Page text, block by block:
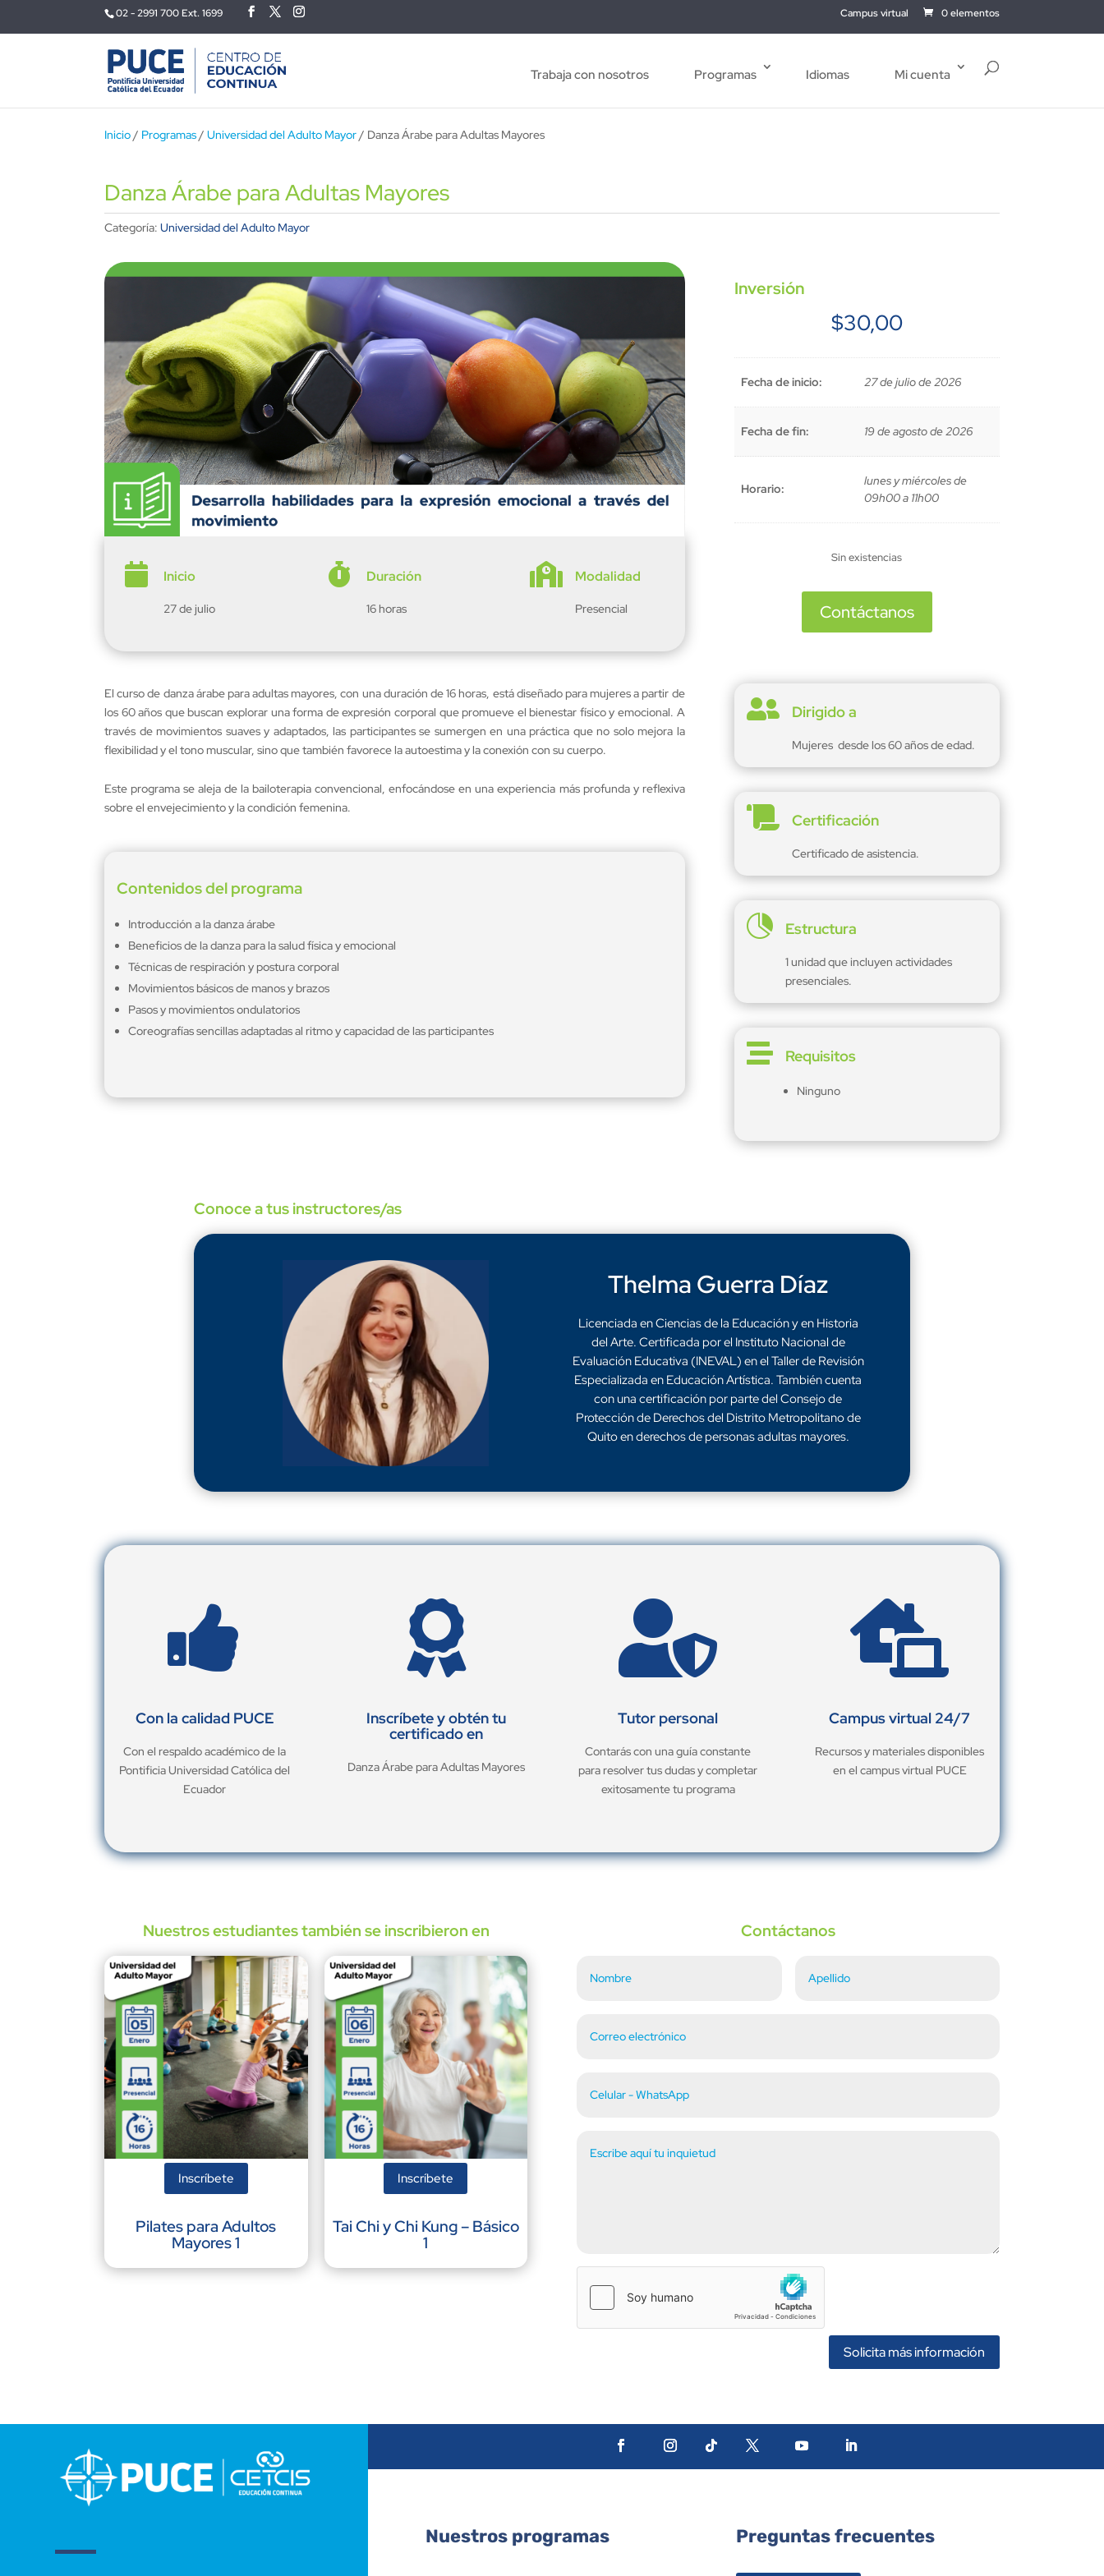
02 - 2991 700 Ext. 1699 Campus virtual 0 elementos
Trabaja con nosotros Programas Idiomas Mi cuenta
Inicio/ Programas/ Universidad del Adulto Mayor/ Danza Árabe para Adultas Mayores
Danza Árabe para Adultas Mayores
Categoría: Universidad del Adulto Mayor
 Inicio
27 de julio
 Duración
16 horas
 Modalidad
Presencial
Inversión
$30,00
Fecha de inicio: 27 de julio de 2026
Fecha de fin: 19 de agosto de 2026
Horario:
lunes y miércoles de
09h00 a 11h00
Sin existencias
Contáctanos
El curso de danza árabe para adultas mayores, con una duración de 16 horas, está diseñado para mujeres a partir de
los 60 años que buscan explorar una forma de expresión corporal que promueve el bienestar físico y emocional. A
través de movimientos suaves y adaptados, las participantes se sumergen en una práctica que no solo mejora la
flexibilidad y el tono muscular, sino que también favorece la autoestima y la conexión con su cuerpo.
Este programa se aleja de la bailoterapia convencional, enfocándose en una experiencia más profunda y reflexiva
sobre el envejecimiento y la condición femenina.
Contenidos del programa
Introducción a la danza árabe
Beneficios de la danza para la salud física y emocional
Técnicas de respiración y postura corporal
Movimientos básicos de manos y brazos
Pasos y movimientos ondulatorios
Coreografías sencillas adaptadas al ritmo y capacidad de las participantes
 Dirigido a
Mujeres desde los 60 años de edad.
 Certificación
Certificado de asistencia.
 Estructura
1 unidad que incluyen actividades
presenciales.
 Requisitos
Ninguno
Conoce a tus instructores/as
Thelma Guerra Díaz
Licenciada en Ciencias de la Educación y en Historia
del Arte. Certificada por el Instituto Nacional de
Evaluación Educativa (INEVAL) en el Taller de Revisión
Especializada en Educación Artística. También cuenta
con una certificación por parte del Consejo de
Protección de Derechos del Distrito Metropolitano de
Quito en derechos de personas adultas mayores.

Con la calidad PUCE
Con el respaldo académico de la
Pontificia Universidad Católica del
Ecuador

Inscríbete y obtén tu
certificado en
Danza Árabe para Adultas Mayores

Tutor personal
Contarás con una guía constante
para resolver tus dudas y completar
exitosamente tu programa

Campus virtual 24/7
Recursos y materiales disponibles
en el campus virtual PUCE
Nuestros estudiantes también se inscribieron en
Inscríbete
Pilates para Adultos
Mayores 1
Inscríbete
Tai Chi y Chi Kung – Básico
1
Contáctanos
Solicita más información
Nuestros programas Preguntas frecuentes